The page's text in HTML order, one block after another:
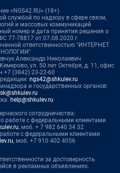
«NGS42.RU» (18+)
службой по надзору в сфере связи,
и массовых коммуникаций
номер и дата принятия решения о
77-78817 от 07.08.2020 г.
ответственностью "ИНТЕРНЕТ
Александр Николаевич
ул. 50 лет Октября, д. 11, офис
+7 (3842) 23-22-60
ngs42@shkulev.ru
и государственных органов:
help@shkulev.ru
сотрудничества:
работе с федеральными клиентами
, моб. + 7 982 640 34 32
с федеральными клиентами
, моб. +7 910 402 4056
за достоверность
в рекламных объявлениях.